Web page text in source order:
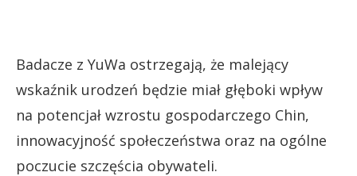
Badacze z YuWa ostrzegają, że malejący
wskaźnik urodzeń będzie miał głęboki wpływ
na potencjał wzrostu gospodarczego Chin,
innowacyjność społeczeństwa oraz na ogólne
poczucie szczęścia obywateli.